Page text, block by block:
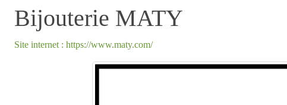
Bijouterie MATY
Site internet : https://www.maty.com/